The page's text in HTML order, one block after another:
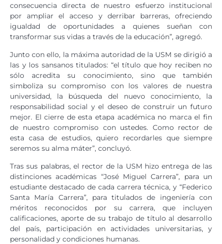
consecuencia directa de nuestro esfuerzo institucional
por ampliar el acceso y derribar barreras, ofreciendo
igualdad de oportunidades a quienes sueñan con
transformar sus vidas a través de la educación”, agregó.
Junto con ello, la máxima autoridad de la USM se dirigió a
las y los sansanos titulados: “el título que hoy reciben no
sólo acredita su conocimiento, sino que también
simboliza su compromiso con los valores de nuestra
universidad, la búsqueda del nuevo conocimiento, la
responsabilidad social y el deseo de construir un futuro
mejor. El cierre de esta etapa académica no marca el fin
de nuestro compromiso con ustedes. Como rector de
esta casa de estudios, quiero recordarles que siempre
seremos su alma máter”, concluyó.
Tras sus palabras, el rector de la USM hizo entrega de las
distinciones académicas “José Miguel Carrera”, para un
estudiante destacado de cada carrera técnica, y “Federico
Santa María Carrera”, para titulados de ingeniería con
méritos reconocidos por su carrera, que incluyen
calificaciones, aporte de su trabajo de título al desarrollo
del país, participación en actividades universitarias, y
personalidad y condiciones humanas.